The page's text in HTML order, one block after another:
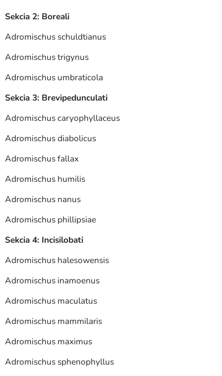
Sekcia 2: Boreali
Adromischus schuldtianus
Adromischus trigynus
Adromischus umbraticola
Sekcia 3: Brevipedunculati
Adromischus caryophyllaceus
Adromischus diabolicus
Adromischus fallax
Adromischus humilis
Adromischus nanus
Adromischus phillipsiae
Sekcia 4: Incisilobati
Adromischus halesowensis
Adromischus inamoenus
Adromischus maculatus
Adromischus mammilaris
Adromischus maximus
Adromischus sphenophyllus